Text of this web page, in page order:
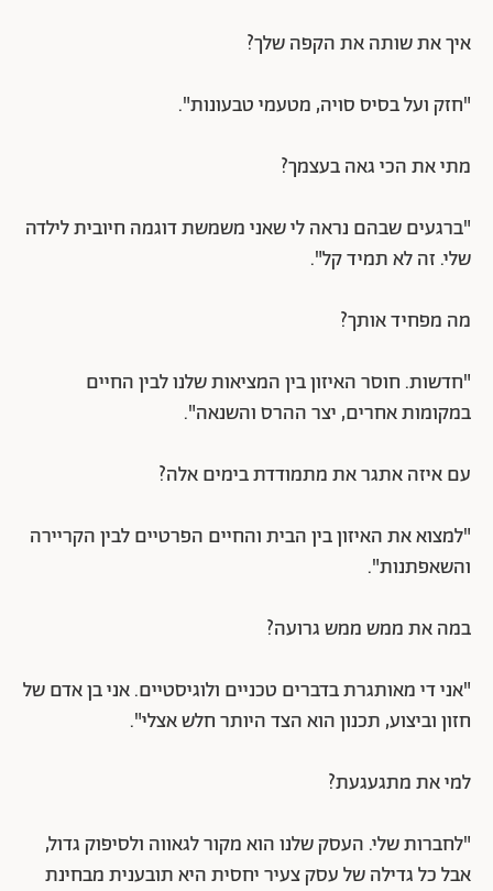
איך את שותה את הקפה שלך?
"חזק ועל בסיס סויה, מטעמי טבעונות".
מתי את הכי גאה בעצמך?
"ברגעים שבהם נראה לי שאני משמשת דוגמה חיובית לילדה
שלי. זה לא תמיד קל".
מה מפחיד אותך?
"חדשות. חוסר האיזון בין המציאות שלנו לבין החיים
במקומות אחרים, יצר ההרס והשנאה".
עם איזה אתגר את מתמודדת בימים אלה?
"למצוא את האיזון בין הבית והחיים הפרטיים לבין הקריירה
והשאפתנות".
במה את ממש ממש גרועה?
"אני די מאותגרת בדברים טכניים ולוגיסטיים. אני בן אדם של
חזון וביצוע, תכנון הוא הצד היותר חלש אצלי".
למי את מתגעגעת?
"לחברות שלי. העסק שלנו הוא מקור לגאווה ולסיפוק גדול,
אבל כל גדילה של עסק צעיר יחסית היא תובענית מבחינת